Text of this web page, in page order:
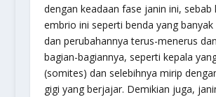
dengan keadaan fase janin ini, sebab
embrio ini seperti benda yang
dan perubahannya terus-menerus
bagian-bagiannya, seperti kepala
(somites) dan selebihnya mirip
gigi yang berjajar. Demikian juga,